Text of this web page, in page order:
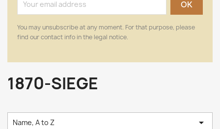
You may unsubscribe at any moment. For that purpose, please
find our contact info in the legal notice.
1870-SIEGE
Name, A to Z 